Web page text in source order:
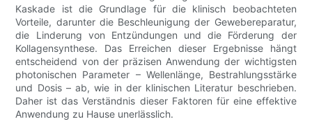
Kaskade ist die Grundlage für die klinisch beobachteten
Vorteile, darunter die Beschleunigung der Gewebereparatur,
die Linderung von Entzündungen und die Förderung der
Kollagensynthese. Das Erreichen dieser Ergebnisse hängt
entscheidend von der präzisen Anwendung der wichtigsten
photonischen Parameter – Wellenlänge, Bestrahlungsstärke
und Dosis – ab, wie in der klinischen Literatur beschrieben.
Daher ist das Verständnis dieser Faktoren für eine effektive
Anwendung zu Hause unerlässlich.